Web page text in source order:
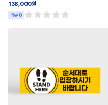
138,000원
리뷰 0